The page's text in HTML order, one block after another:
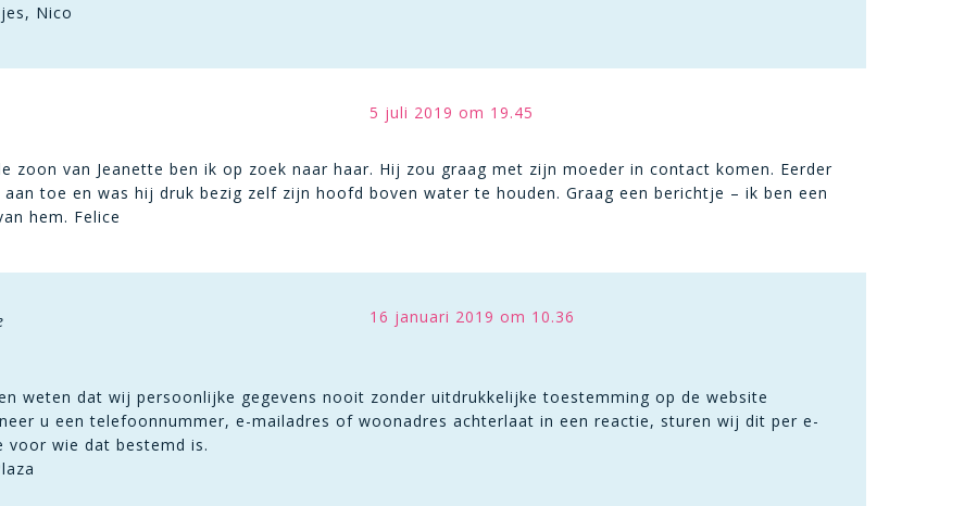
Nico
5 juli 2019 om 19.45
zoon van Jeanette ben ik op zoek naar haar. Hij zou graag met zijn moeder in contact komen. Eerder
toe en was hij druk bezig zelf zijn hoofd boven water te houden. Graag een berichtje – ik ben een
hem. Felice
16 januari 2019 om 10.36
weten dat wij persoonlijke gegevens nooit zonder uitdrukkelijke toestemming op de website
u een telefoonnummer, e-mailadres of woonadres achterlaat in een reactie, sturen wij dit per e-
voor wie dat bestemd is.